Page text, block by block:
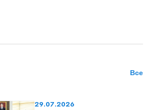
Все
29.07.2026